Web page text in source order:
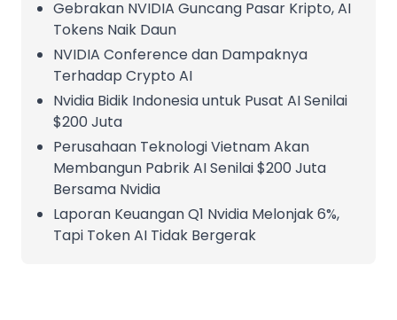
Gebrakan NVIDIA Guncang Pasar Kripto, AI
Tokens Naik Daun
NVIDIA Conference dan Dampaknya
Terhadap Crypto AI
Nvidia Bidik Indonesia untuk Pusat AI Senilai
$200 Juta
Perusahaan Teknologi Vietnam Akan
Membangun Pabrik AI Senilai $200 Juta
Bersama Nvidia
Laporan Keuangan Q1 Nvidia Melonjak 6%,
Tapi Token AI Tidak Bergerak